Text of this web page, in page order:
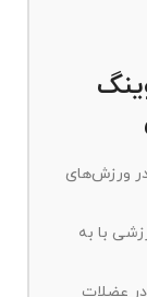
ورزش‌های
با به
عضلات